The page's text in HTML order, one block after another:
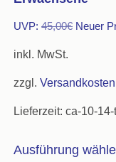
UVP: 45,00€
45,00€
Neuer
inkl. MwSt.
zzgl.Versandkosten
Lieferzeit:ca-10-
Ausführung